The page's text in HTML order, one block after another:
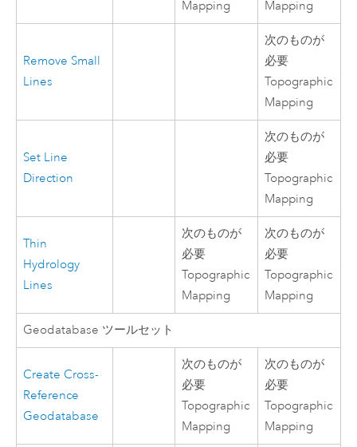
Mapping Mapping
Remove Small
Lines
次のものが
必要
Topographic
Mapping
Set Line
Direction
次のものが
必要
Topographic
Mapping
Thin
Hydrology
Lines
次のものが
必要
Topographic
Mapping
次のものが
必要
Topographic
Mapping
Geodatabase ツールセット
Create Cross-
Reference
Geodatabase
次のものが
必要
Topographic
Mapping
次のものが
必要
Topographic
Mapping